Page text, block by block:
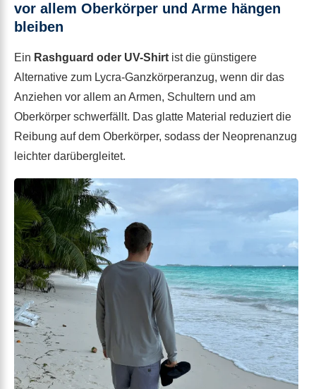
vor allem Oberkörper und Arme hängen
bleiben
Ein Rashguard oder UV-Shirt ist die günstigere
Alternative zum Lycra-Ganzkörperanzug, wenn dir das
Anziehen vor allem an Armen, Schultern und am
Oberkörper schwerfällt. Das glatte Material reduziert die
Reibung auf dem Oberkörper, sodass der Neoprenanzug
leichter darübergleitet.